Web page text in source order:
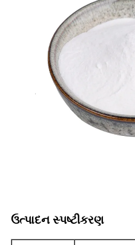
ઉત્પાદન સ્પષ્ટીકરણ